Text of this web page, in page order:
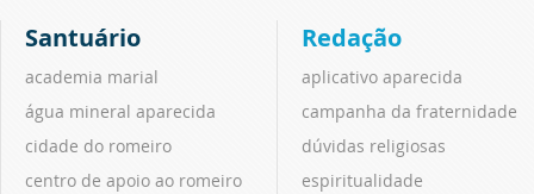
Santuário
academia marial
água mineral aparecida
cidade do romeiro
centro de apoio ao romeiro
Redação
aplicativo aparecida
campanha da fraternidade
dúvidas religiosas
espiritualidade